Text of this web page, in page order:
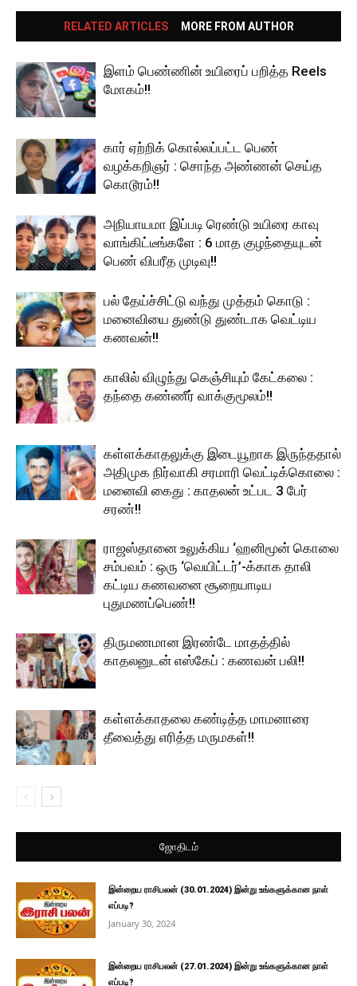
RELATED ARTICLES MORE FROM AUTHOR
இளம் பெண்ணின் உயிரைப் பறித்த Reels
மோகம்!!
கார் ஏற்றிக் கொல்லப்பட்ட பெண்
வழக்கறிஞர் : சொந்த அண்ணன் செய்த
கொடூரம்!!
அநியாயமா இப்படி ரெண்டு உயிரை காவு
வாங்கிட்டீங்களே : 6 மாத குழந்தையுடன்
பெண் விபரீத முடிவு!!
பல் தேய்ச்சிட்டு வந்து முத்தம் கொடு :
மனைவியை துண்டு துண்டாக வெட்டிய
கணவன்!!
காலில் விழுந்து கெஞ்சியும் கேட்கலை :
தந்தை கண்ணீர் வாக்குமூலம்!!
கள்ளக்காதலுக்கு இடையூறாக இருந்ததால்
அதிமுக நிர்வாகி சரமாரி வெட்டிக்கொலை :
மனைவி கைது : காதலன் உட்பட 3 பேர்
சரண்!!
ராஜஸ்தானை உலுக்கிய ‘ஹனிமூன் கொலை
சம்பவம் : ஒரு ‘வெயிட்டர்’-க்காக தாலி
கட்டிய கணவனை சூறையாடிய
புதுமணப்பெண்!!
திருமணமான இரண்டே மாதத்தில்
காதலனுடன் எஸ்கேப் : கணவன் பலி!!
கள்ளக்காதலை கண்டித்த மாமனாரை
தீவைத்து எரித்த மருமகள்!!
ஜோதிடம்
இன்றைய ராசிபலன் (30.01.2024) இன்று உங்களுக்கான நாள்
எப்படி?
January 30, 2024
இன்றைய ராசிபலன் (27.01.2024) இன்று உங்களுக்கான நாள்
எப்படி?